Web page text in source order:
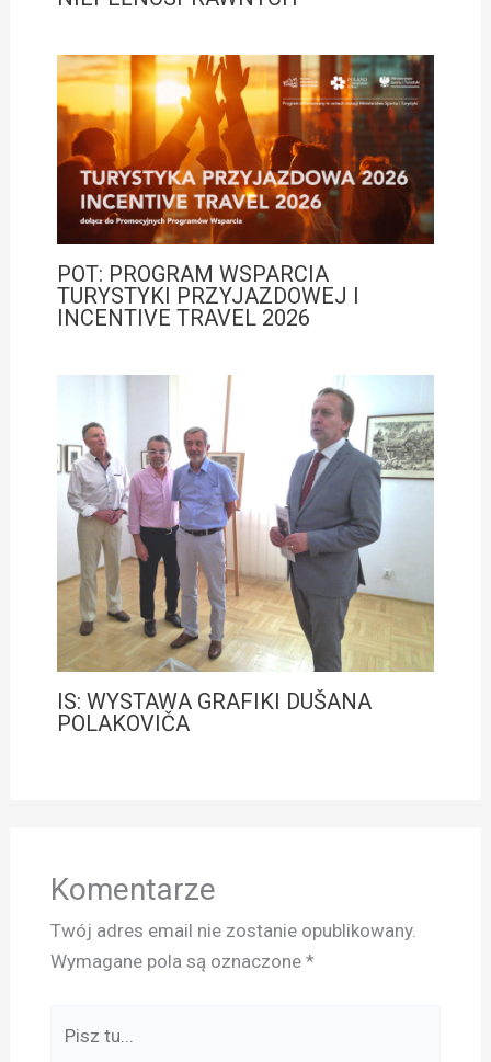
POT: PROGRAM WSPARCIA
TURYSTYKI PRZYJAZDOWEJ I
INCENTIVE TRAVEL 2026
IS: WYSTAWA GRAFIKI DUŠANA
POLAKOVIČA
Komentarze
Twój adres email nie zostanie opublikowany.
Wymagane pola są oznaczone *
tu...